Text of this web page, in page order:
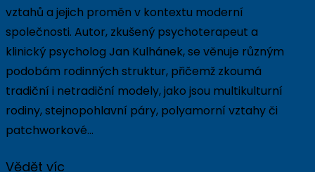
vztahů a jejich proměn v kontextu moderní
společnosti. Autor, zkušený psychoterapeut a
klinický psycholog Jan Kulhánek, se věnuje různým
podobám rodinných struktur, přičemž zkoumá
tradiční i netradiční modely, jako jsou multikulturní
rodiny, stejnopohlavní páry, polyamorní vztahy či
patchworkové…
Vědět víc